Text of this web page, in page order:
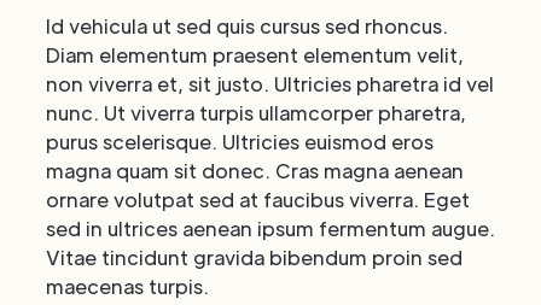
Id vehicula ut sed quis cursus sed rhoncus.
Diam elementum praesent elementum velit,
non viverra et, sit justo. Ultricies pharetra id vel
nunc. Ut viverra turpis ullamcorper pharetra,
purus scelerisque. Ultricies euismod eros
magna quam sit donec. Cras magna aenean
ornare volutpat sed at faucibus viverra. Eget
sed in ultrices aenean ipsum fermentum augue.
Vitae tincidunt gravida bibendum proin sed
maecenas turpis.